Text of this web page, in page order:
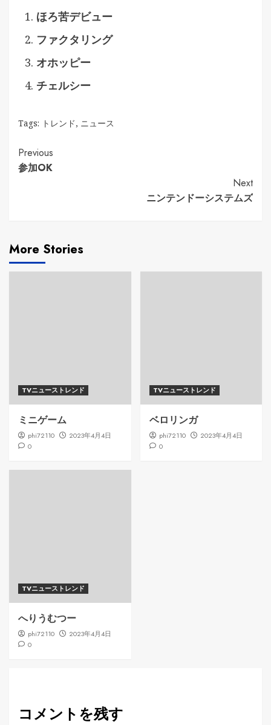
ほろ苦デビュー
ファクタリング
オホッピー
チェルシー
Tags: トレンド, ニュース
Continue
Reading
Previous
参加OK
Next
ニンテンドーシステムズ
More Stories
TVニューストレンド
ミニゲーム
phi72110
2023年4月4日
0
TVニューストレンド
ベロリンガ
phi72110
2023年4月4日
0
TVニューストレンド
へりうむつー
phi72110
2023年4月4日
0
コメントを残す